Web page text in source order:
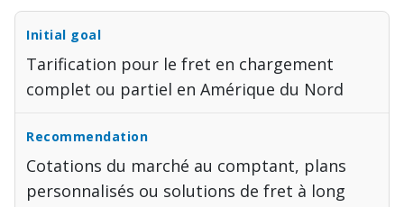
Tarification pour le fret en chargement
complet ou partiel en Amérique du Nord
Cotations du marché au comptant, plans
personnalisés ou solutions de fret à long